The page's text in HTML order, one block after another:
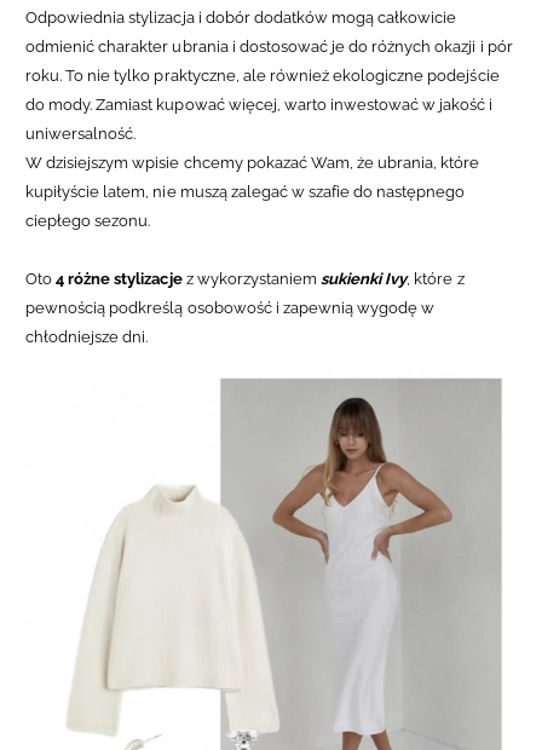
Odpowiednia stylizacja i dobór dodatków mogą całkowicie
odmienić charakter ubrania i dostosować je do różnych okazji i pór
roku. To nie tylko praktyczne, ale również ekologiczne podejście
do mody. Zamiast kupować więcej, warto inwestować w jakość i
uniwersalność.
W dzisiejszym wpisie chcemy pokazać Wam, że ubrania, które
kupiłyście latem, nie muszą zalegać w szafie do następnego
ciepłego sezonu.
Oto4 różne stylizacjez wykorzystaniemsukienki Ivy, które z
pewnością podkreślą osobowość i zapewnią wygodę w
chłodniejsze dni.